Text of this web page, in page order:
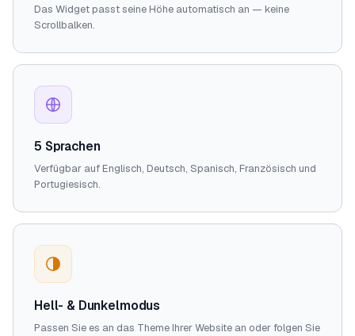
Das Widget passt seine Höhe automatisch an — keine
Scrollbalken.
5 Sprachen
Verfügbar auf Englisch, Deutsch, Spanisch, Französisch und
Portugiesisch.
Hell- & Dunkelmodus
Passen Sie es an das Theme Ihrer Website an oder folgen Sie